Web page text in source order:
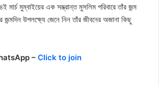
মার্চ মুম্বাইয়ের এক সম্ভ্রান্ত মুসলিম পরিবারে তাঁর জন্ম
উপলক্ষ্যে জেনে নিন তাঁর জীবনের অজানা কিছু
– Click to join